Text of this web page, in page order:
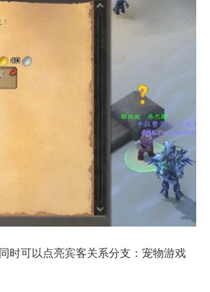
时可以点亮宾客关系分支：宠物游戏